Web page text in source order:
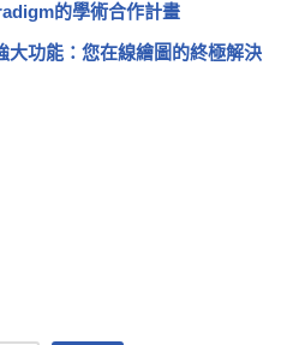
的學術合作計畫
功能：您在線繪圖的終極解決